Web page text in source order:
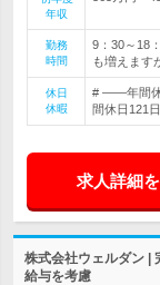
年収
勤務
時間
9：30～18
も増えます
休日
休暇
# ――年間
間休日121
求人詳細
株式会社ウェルダン
給与を考慮